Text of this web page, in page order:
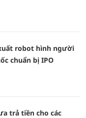
robot hình người
chuẩn bị IPO
trả tiền cho các